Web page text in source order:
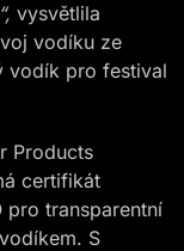
vysvětlila
vodíku ze
vodík pro festival
Products
certifikát
pro transparentní
S